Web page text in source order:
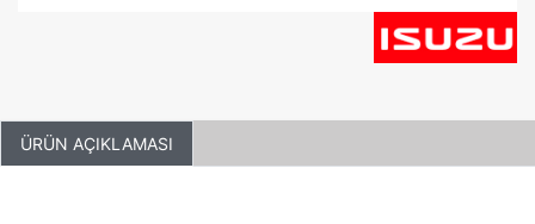
ÜRÜN AÇIKLAMASI